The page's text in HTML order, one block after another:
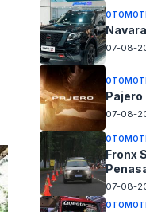
07-08-
Pajero
07-08-
Fronx
07-08-